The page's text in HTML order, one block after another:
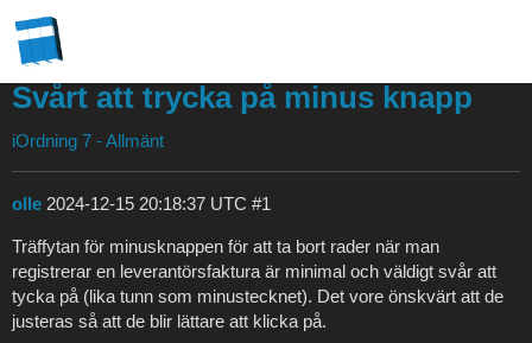
Svårt att trycka på minus knapp
iOrdning 7 - Allmänt
olle 2024-12-15 20:18:37 UTC #1
Träffytan för minusknappen för att ta bort rader när man
registrerar en leverantörsfaktura är minimal och väldigt svår att
tycka på (lika tunn som minustecknet). Det vore önskvärt att de
justeras så att de blir lättare att klicka på.